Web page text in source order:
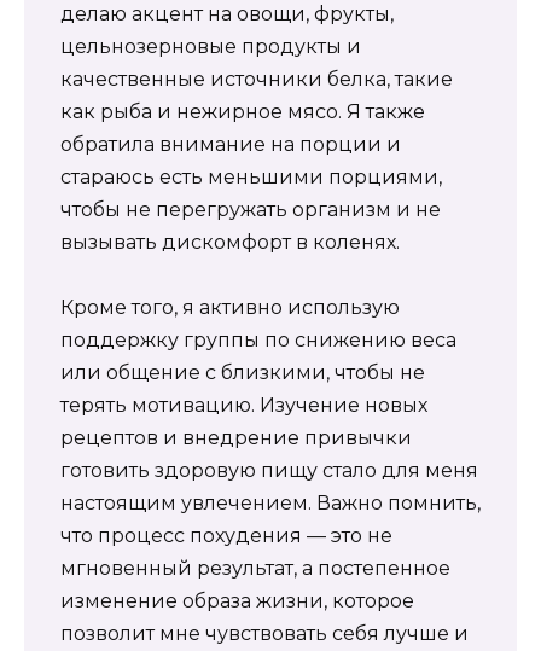
делаю акцент на овощи, фрукты,
цельнозерновые продукты и
качественные источники белка, такие
как рыба и нежирное мясо. Я также
обратила внимание на порции и
стараюсь есть меньшими порциями,
чтобы не перегружать организм и не
вызывать дискомфорт в коленях.
Кроме того, я активно использую
поддержку группы по снижению веса
или общение с близкими, чтобы не
терять мотивацию. Изучение новых
рецептов и внедрение привычки
готовить здоровую пищу стало для меня
настоящим увлечением. Важно помнить,
что процесс похудения — это не
мгновенный результат, а постепенное
изменение образа жизни, которое
позволит мне чувствовать себя лучше и